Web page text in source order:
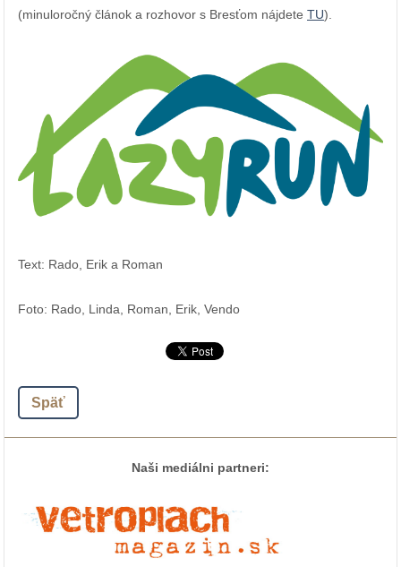
(minuloročný článok a rozhovor s Bresťom nájdete TU).
Text: Rado, Erik a Roman
Foto: Rado, Linda, Roman, Erik, Vendo
Späť
Naši mediálni partneri: